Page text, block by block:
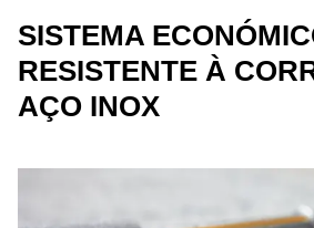
Geberit Mapress Therm
Informações técnicas
SISTEMA
RESISTENTE À
AÇO INOX